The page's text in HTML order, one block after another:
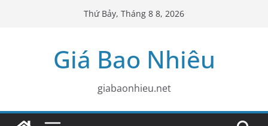
Thứ Bảy, Tháng 8 8, 2026
Giá Bao Nhiêu
giabaonhieu.net